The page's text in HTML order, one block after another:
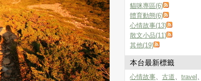
貓咪專區(6)
體育動態(6)
心情故事(13)
散文小品(11)
其他(19)
本台最新標籤
心情故事、 古道、 travel 、